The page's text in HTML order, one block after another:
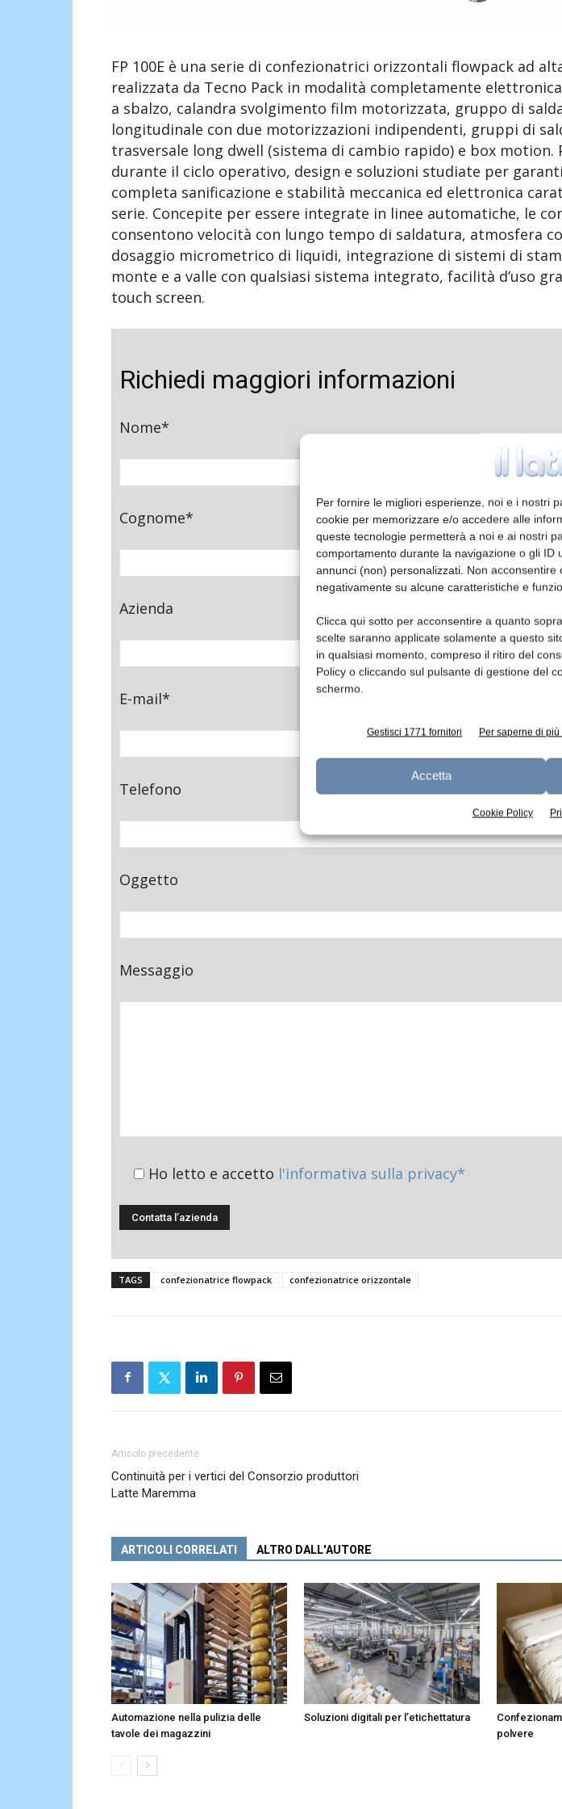
Per fornire le migliori esperienze, noi e i nostri
cookie per memorizzare e/o accedere alle
queste tecnologie permetterà a noi e ai nostri
comportamento durante la navigazione o gli ID
annunci (non) personalizzati. Non acconsentire
negativamente su alcune caratteristiche e
Clicca qui sotto per acconsentire a quanto
scelte saranno applicate solamente a questo
in qualsiasi momento, compreso il ritiro del
Policy o cliccando sul pulsante di gestione del
schermo.
Gestisci 1771 fornitori Per saperne di
Accetta
Cookie Policy
FP 100E è una serie di confezionatrici orizzontali flowpack ad
realizzata da Tecno Pack in modalità completamente
a sbalzo, calandra svolgimento film motorizzata, gruppo di
longitudinale con due motorizzazioni indipendenti, gruppi di
trasversale long dwell (sistema di cambio rapido) e box motion.
durante il ciclo operativo, design e soluzioni studiate per
completa sanificazione e stabilità meccanica ed elettronica
serie. Concepite per essere integrate in linee automatiche, le
consentono velocità con lungo tempo di saldatura, atmosfera
dosaggio micrometrico di liquidi, integrazione di sistemi di
monte e a valle con qualsiasi sistema integrato, facilità d’uso
touch screen.
Richiedi maggiori informazioni
Nome*
Cognome*
Azienda
E-mail*
Telefono
Oggetto
Messaggio
Ho letto e accetto l'informativa sulla privacy*
TAGS confezionatrice flowpack confezionatrice orizzontale
Articolo precedente
Continuità per i vertici del Consorzio produttori
Latte Maremma
ARTICOLI CORRELATI ALTRO DALL'AUTORE
Automazione nella pulizia delle
tavole dei magazzini
Soluzioni digitali per l’etichettatura
polvere